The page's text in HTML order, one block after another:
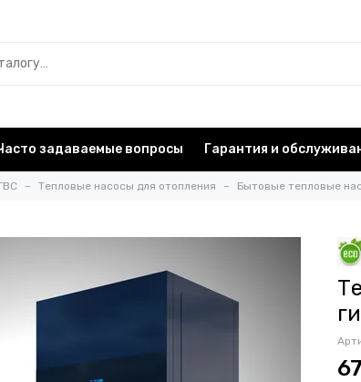
задаваемые вопросы Гарантия и
Тепловые насосы для отопления Бытовые тепловые